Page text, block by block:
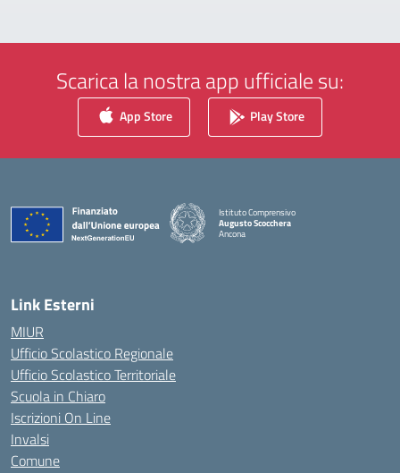
Scarica la nostra app ufficiale su:
App Store Play Store
Istituto Comprensivo
Augusto Scocchera
Ancona
Link Esterni
MIUR
Ufficio Scolastico Regionale
Ufficio Scolastico Territoriale
Scuola in Chiaro
Iscrizioni On Line
Invalsi
Comune